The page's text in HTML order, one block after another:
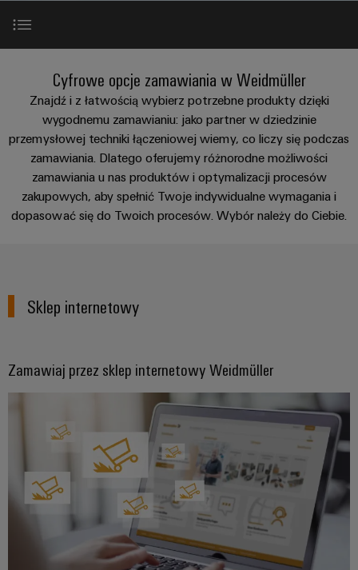
łatwe
zidentyfikowania.
Centrum
danych
Rozwiązania
i
produkty
dla
centrów
danych
Energetyka
operacyjna
wiatrowej
Fotowoltaika
Wykorzystanie
efektywnego
Mikrosieci
DC
Przetwarzanie
brzegowe
w u-
OS
Przemysłowa
Ethernet
jednoparowy
Szafa
Inteligentne
liczniki
Okablowanie
obiektowe
Rozwiązania
PCB
Systemy
obudów
i
komponenty
Systemy
wpustów
kablowych
Przewody
konfekcjonowane,
i
przyłączeniowe
PLC
rozwiązania
migracyjne
Interfejsy
serwisowe
Usługa
Szybkiej
Dostawy
Konfigurowanych
Produktów
Doradztwo
i
w
połączeń
elektrycznych
Inżynieria
cyfrowa
Configurator
dotyczące
Sprzedaż
Firma
Fakty
i
liczby
Zrównoważony
rozwój
Akademia
Weidmüller
z
Lokalizacje
zarządzania
certyfikaty
Orange
|
Kariera
Sklep internetowy
Interfejs OCI
Interfejs EDI
Skontaktuj się z nami
Cyfrowe opcje zamawiania w Weidmüller
Znajdź i z łatwością wybierz potrzebne produkty dzięki
wygodnemu zamawianiu: jako partner w dziedzinie
przemysłowej techniki łączeniowej wiemy, co liczy się podczas
zamawiania. Dlatego oferujemy różnorodne możliwości
zamawiania u nas produktów i optymalizacji procesów
zakupowych, aby spełnić Twoje indywidualne wymagania i
dopasować się do Twoich procesów. Wybór należy do Ciebie.
Sklep internetowy
Zamawiaj przez sklep internetowy Weidmüller